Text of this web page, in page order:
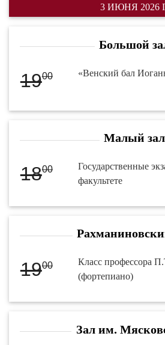
3 ИЮНЯ 2026
Большой
1900 «Венский бал
Малый зал
1800
Государственные
факультете
1900
Класс профессора
(фортепиано)
Зал им.